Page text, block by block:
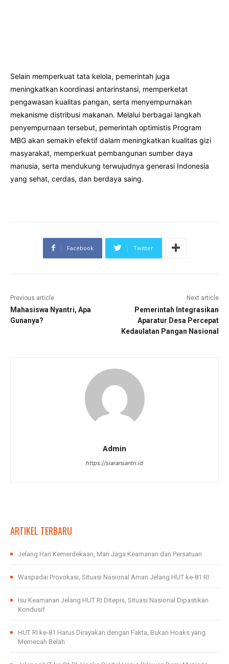
Selain memperkuat tata kelola, pemerintah juga
meningkatkan koordinasi antarinstansi, memperketat
pengawasan kualitas pangan, serta menyempurnakan
mekanisme distribusi makanan. Melalui berbagai langkah
penyempurnaan tersebut, pemerintah optimistis Program
MBG akan semakin efektif dalam meningkatkan kualitas gizi
masyarakat, memperkuat pembangunan sumber daya
manusia, serta mendukung terwujudnya generasi Indonesia
yang sehat, cerdas, dan berdaya saing.
Facebook Twitter
Previous article
Mahasiswa Nyantri, Apa
Gunanya?
Next article
Pemerintah Integrasikan
Aparatur Desa Percepat
Kedaulatan Pangan Nasional
Admin
https://siaransantri.id
ARTIKEL TERBARU
Jelang Hari Kemerdekaan, Mari Jaga Keamanan dan Persatuan
Waspadai Provokasi, Situasi Nasional Aman Jelang HUT ke-81 RI
Isu Keamanan Jelang HUT RI Ditepis, Situasi Nasional Dipastikan
Kondusif
HUT RI ke-81 Harus Dirayakan dengan Fakta, Bukan Hoaks yang
Memecah Belah